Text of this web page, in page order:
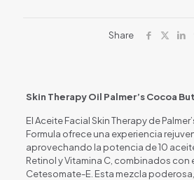
Share
Skin Therapy Oil Palmer’s Cocoa
El Aceite Facial Skin Therapy de
Formula ofrece una experiencia
aprovechando la potencia de 10
Retinol y Vitamina C, combinados con
Cetesomate-E. Esta mezcla